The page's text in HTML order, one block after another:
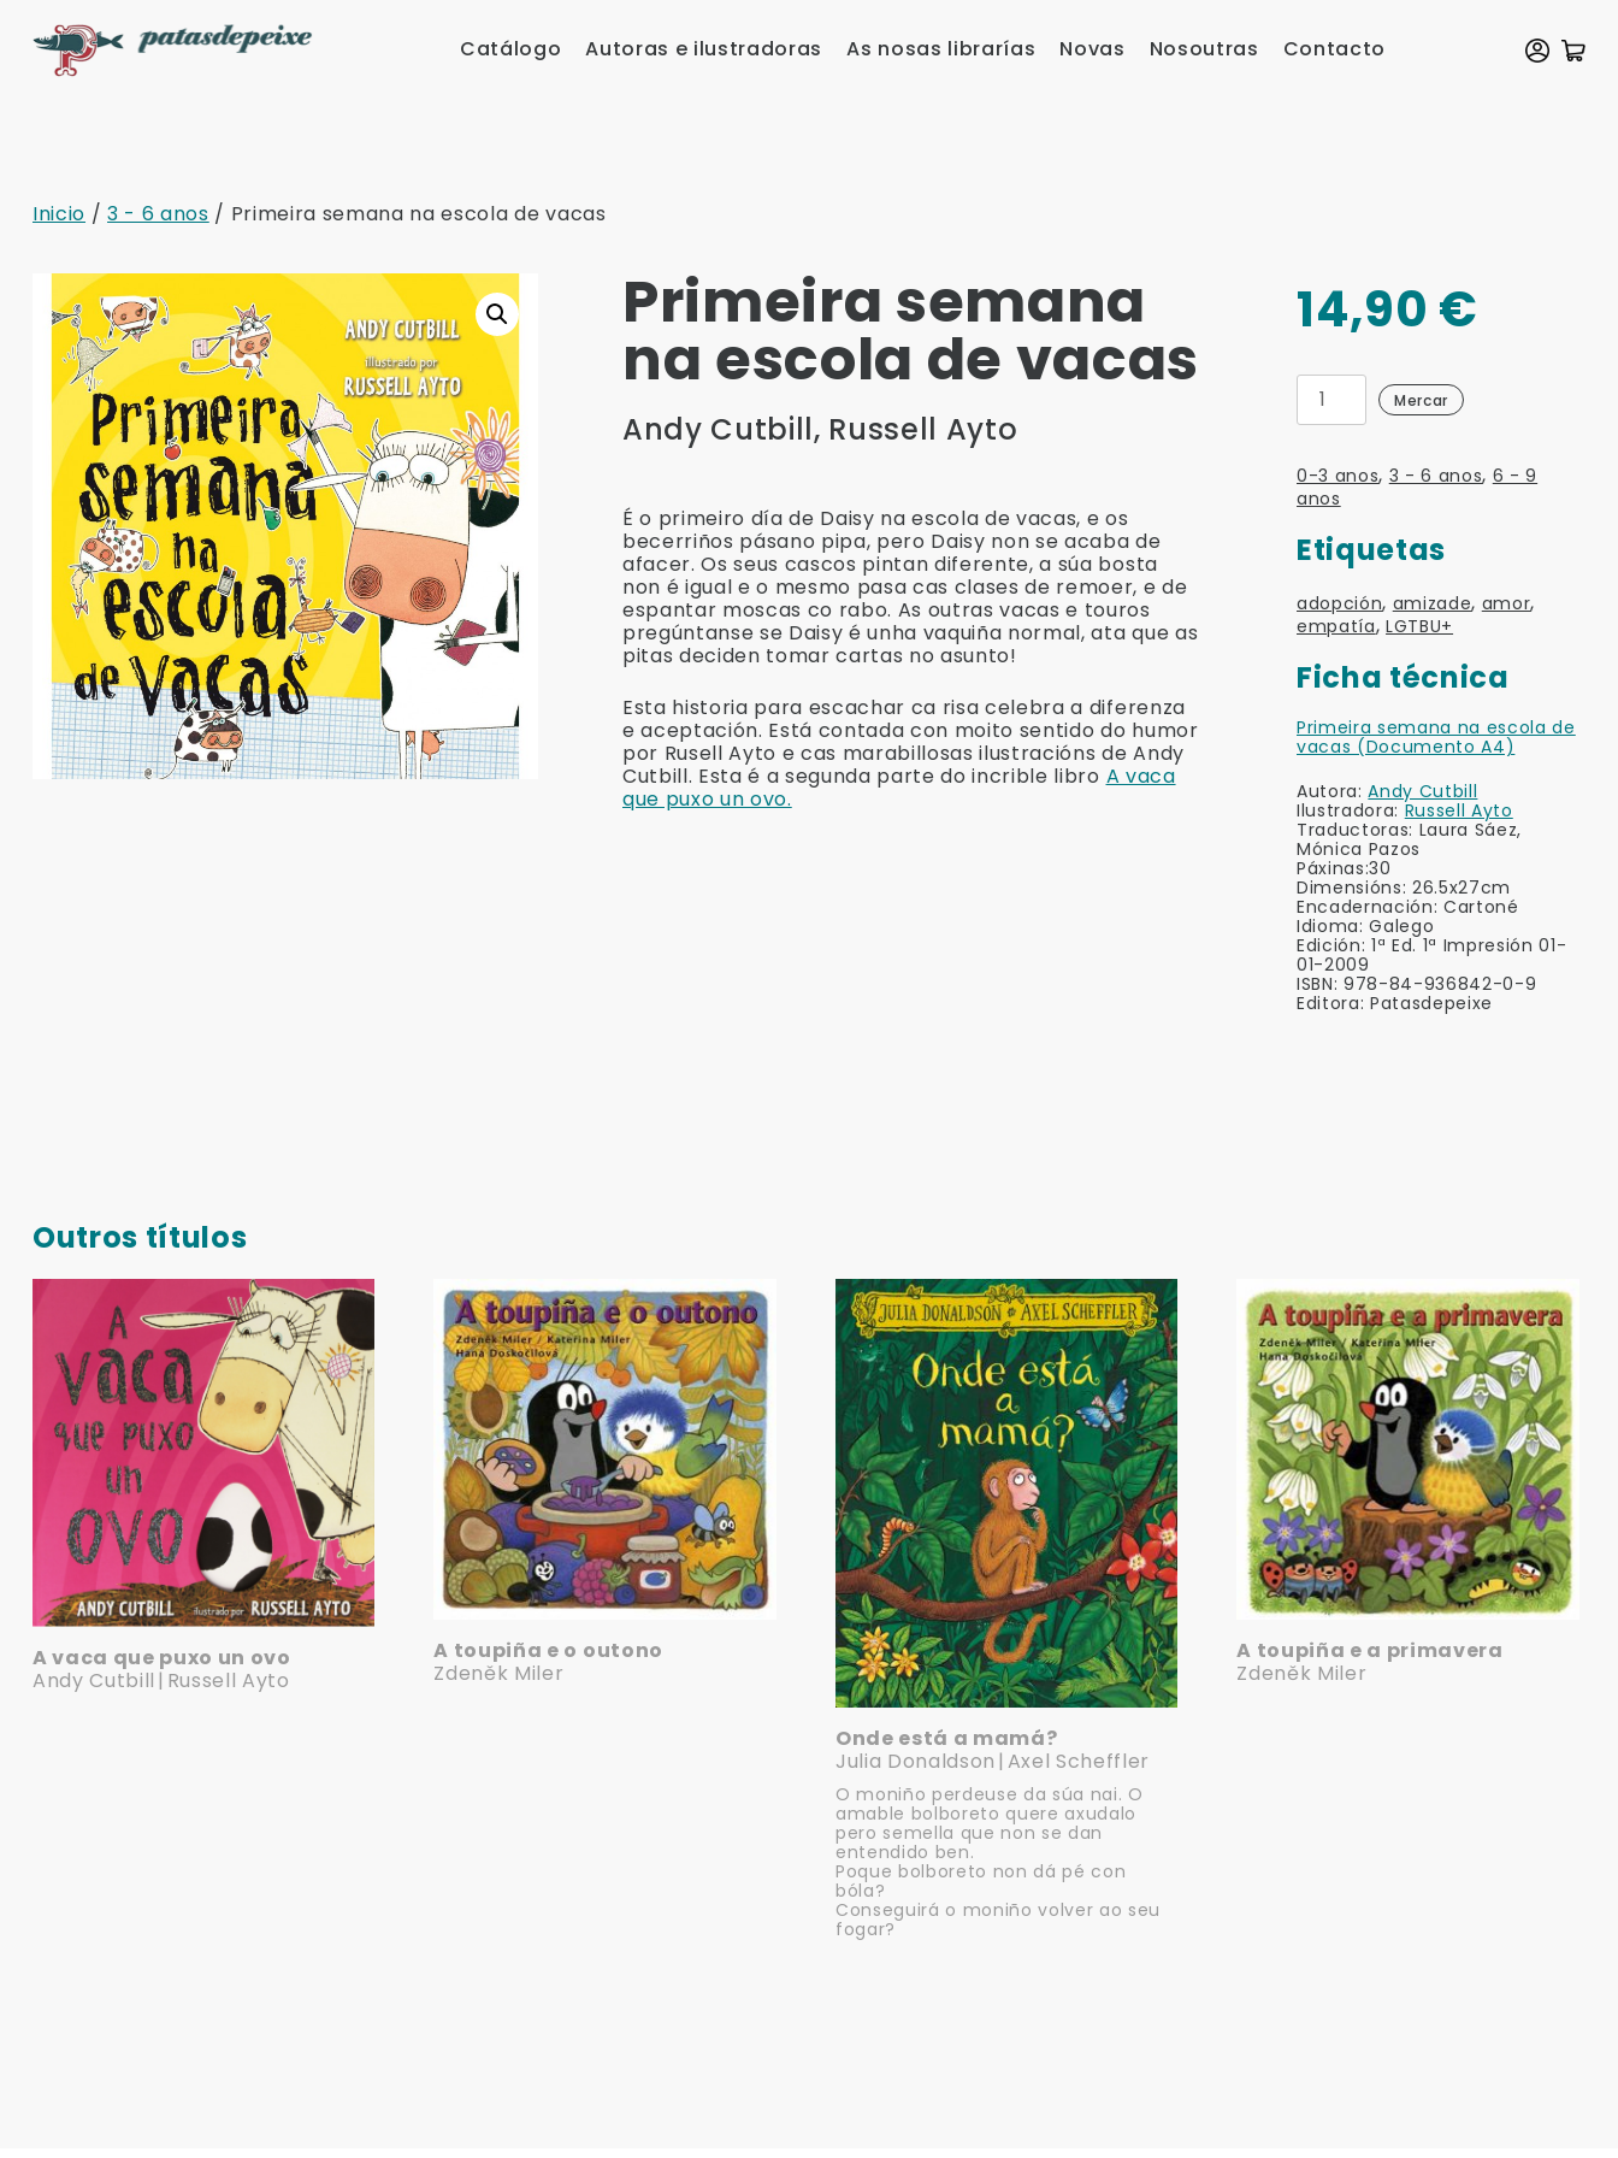
content
Catálogo Autoras e ilustradoras As nosas librarías Novas Nosoutras Contacto
Inicio /3 - 6 anos / Primeira semana na escola de vacas
Primeira semana
na escola de vacas
Andy Cutbill Russell Ayto
É o primeiro día de Daisy na escola de vacas, e os
becerriños pásano pipa, pero Daisy non se acaba de
afacer. Os seus cascos pintan diferente, a súa bosta
non é igual e o mesmo pasa cas clases de remoer, e de
espantar moscas co rabo. As outras vacas e touros
pregúntanse se Daisy é unha vaquiña normal, ata que as
pitas deciden tomar cartas no asunto!
Esta historia para escachar ca risa celebra a diferenza
e aceptación. Está contada con moito sentido do humor
por Rusell Ayto e cas marabillosas ilustracións de Andy
Cutbill. Esta é a segunda parte do incrible libro A vaca
que puxo un ovo.
14,90 €
Primeira
semana
na
de
vacas
Mercar
0-3 anos, 3 - 6 anos, 6 - 9
anos
Etiquetas
adopción, amizade, amor,
empatía,LGTBU+
Ficha técnica
Primeira semana na escola de
vacas (Documento A4)
Autora:Andy Cutbill
Ilustradora: Russell Ayto
Traductoras: Laura Sáez,
Mónica Pazos
Páxinas:30
Dimensións: 26.5x27cm
Encadernación: Cartoné
Idioma: Galego
Edición: 1ª Ed. 1ª Impresión 01-
01-2009
ISBN: 978-84-936842-0-9
Editora: Patasdepeixe
Outros títulos
A vaca que puxo un ovo
Andy Cutbill Russell Ayto
A toupiña e o outono
Zdeněk Miler
Onde está a mamá?
Julia Donaldson Axel Scheffler
O moniño perdeuse da súa nai. O
amable bolboreto quere axudalo
pero semella que non se dan
entendido ben.
Poque bolboreto non dá pé con
bóla?
Conseguirá o moniño volver ao seu
fogar?
A toupiña e a primavera
Zdeněk Miler